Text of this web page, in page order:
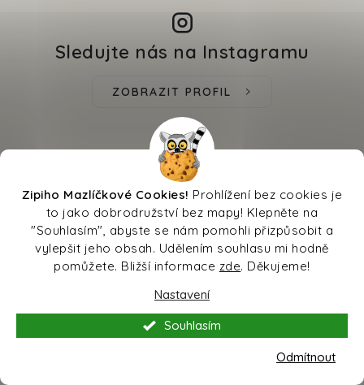
Zipiho Mazlíčkové Cookies! Prohlížení bez cookies je
to jako dobrodružství bez mapy! Klepněte na
"Souhlasím", abyste se nám pomohli přizpůsobit a
vylepšit jeho obsah. Udělením souhlasu mi hodně
pomůžete. Bližší informace zde. Děkujeme!
Nastavení
Odmítnout
Souhlasím
Sledujte nás na Instagramu
ZOBRAZIT PROFIL
Aktuální novinky a akce na váš e-mail
E-mail PŘIHLÁSIT SE